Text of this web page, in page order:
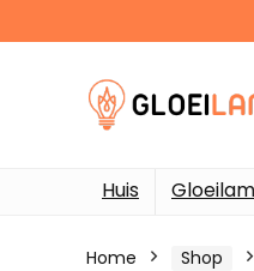
Huis
Home Shop